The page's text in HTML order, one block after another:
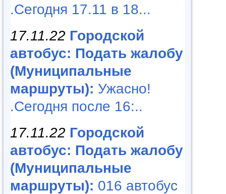
.Сегодня 17.11 в 18...
17.11.22 Городской
автобус: Подать жалобу
(Муниципальные
маршруты): Ужасно!
.Сегодня после 16:..
17.11.22 Городской
автобус: Подать жалобу
(Муниципальные
маршруты): 016 автобус